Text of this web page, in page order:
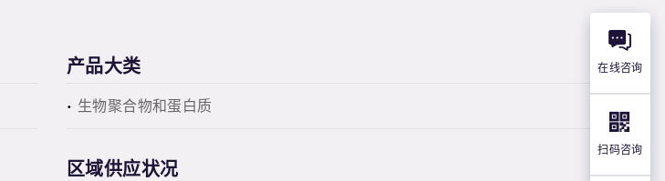
产品大类
生物聚合物和蛋白质
区域供应状况
在线咨询
扫码咨询